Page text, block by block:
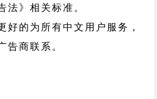
法》相关标准。
好的为所有中文用户服务，
告商联系。